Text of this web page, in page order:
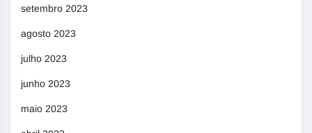
setembro 2023
agosto 2023
julho 2023
junho 2023
maio 2023